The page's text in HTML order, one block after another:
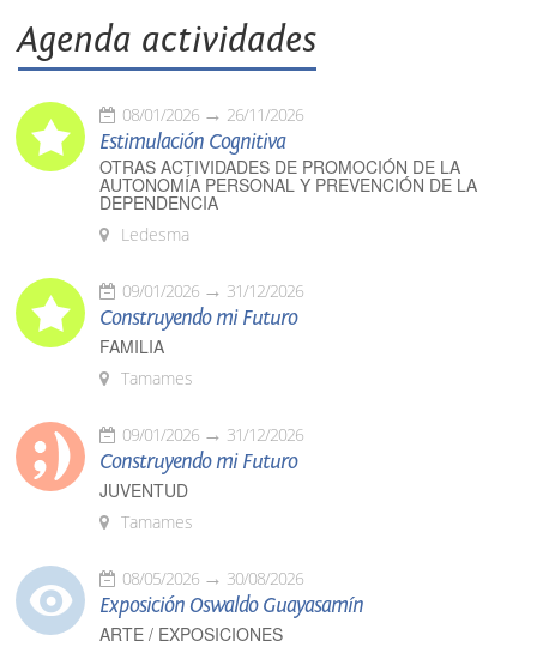
Agenda actividades
08/01/2026 26/11/2026
Estimulación Cognitiva
OTRAS ACTIVIDADES DE PROMOCIÓN DE LA
AUTONOMÍA PERSONAL Y PREVENCIÓN DE LA
DEPENDENCIA
Ledesma
09/01/2026 31/12/2026
Construyendo mi Futuro
FAMILIA
Tamames
09/01/2026 31/12/2026
Construyendo mi Futuro
JUVENTUD
Tamames
08/05/2026 30/08/2026
Exposición Oswaldo Guayasamín
ARTE / EXPOSICIONES